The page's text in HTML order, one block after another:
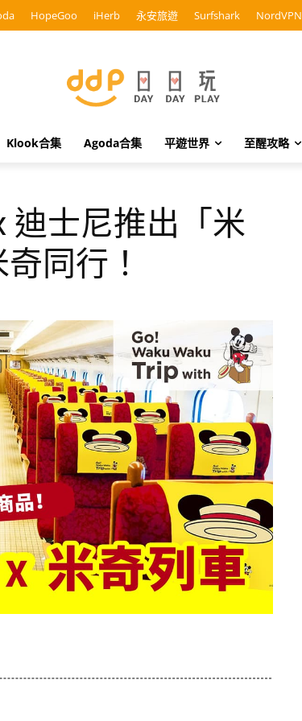
HopeGoo iHerb 永安旅遊 Surfshark NordVPN
Klook合集 Agoda合集 平遊世界 至醒攻略
迪士尼推出「米
同行！